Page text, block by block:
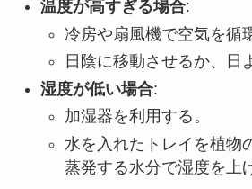
温度が高すぎる場合:
冷房や扇風機で空気を循
日陰に移動させるか、日
湿度が低い場合:
加湿器を利用する。
水を入れたトレイを植物
蒸発する水分で湿度を上